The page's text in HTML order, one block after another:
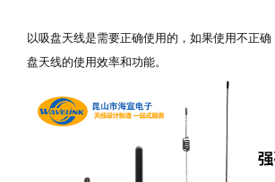
以吸盘天线是需要正确使用的，如果使用不正
盘天线的使用效率和功能。